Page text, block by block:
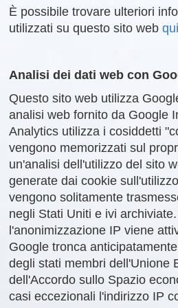
È possibile trovare ulteriori
utilizzati su questo sito web qui
Analisi dei dati web con
Questo sito web utilizza
analisi web fornito da Google
Analytics utilizza i cosiddetti
vengono memorizzati sul
un'analisi dell'utilizzo del sito
generate dai cookie
vengono solitamente
negli Stati Uniti e ivi
l'anonimizzazione IP viene
Google tronca
degli stati membri dell'Unione
dell'Accordo sullo Spazio
casi eccezionali l'indirizzo IP